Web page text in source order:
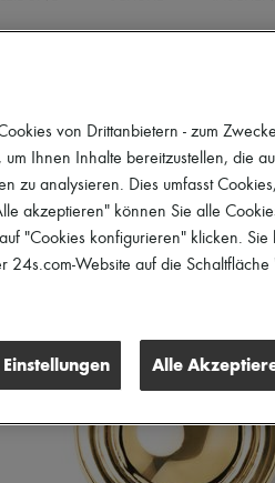
von Drittanbietern - zum
Ihnen Inhalte bereitzustellen, die
zu analysieren. Dies umfasst
akzeptieren" können Sie alle
"Cookies konfigurieren" klicken.
24s.com-Website auf die
Alle